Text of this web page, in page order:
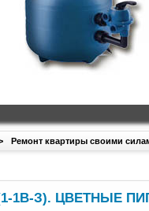
Ремонт квартиры своими
1В-З). ЦВЕТНЫЕ